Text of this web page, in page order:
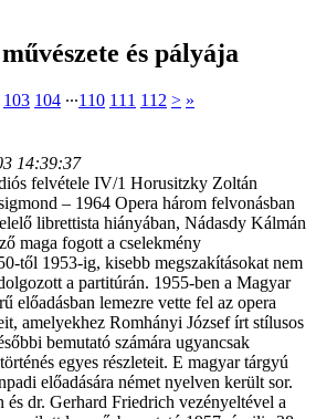
és pályája
103 104 ∙∙∙110 111 112 > »
14:39:37
felvétele IV/1 Horusitzky Zoltán
– 1964 Opera három felvonásban
librettista hiányában, Nádasdy Kálmán
maga fogott a cselekmény
től 1953-ig, kisebb megszakításokat nem
a partitúrán. 1955-ben a Magyar
előadásban lemezre vette fel az opera
amelyekhez Romhányi József írt stílusos
bemutató számára ugyancsak
egyes részleteit. E magyar tárgyú
előadására német nyelven került sor.
dr. Gerhard Friedrich vezényeltével a